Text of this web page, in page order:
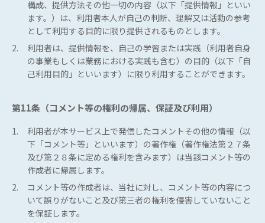
構成、提供方法その他一切の内容（以下「提供情報」といい
ます。）は、利用者本人が自己の判断、理解又は活動の参考
として利用する目的に限り提供されるものとします。
2.
利用者は、提供情報を、自己の学習または実践（利用者自身
の事業もしくは業務における実践も含む）の目的（以下「自
己利用目的」といいます）に限り利用することができます。
第11条（コメント等の権利の帰属、保証及び利用）
1.
利用者が本サービス上で発信したコメントその他の情報（以
下「コメント等」といいます）の著作権（著作権法第２７条
及び第２８条に定める権利を含みます）は当該コメント等の
作成者に帰属します。
2.
コメント等の作成者は、当社に対し、コメント等の内容につ
いて誤りがないこと及び第三者の権利を侵害していないこと
を保証します。